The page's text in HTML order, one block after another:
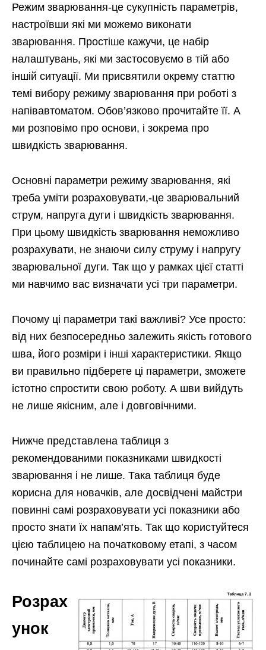
Режим зварювання-це сукупність параметрів,
настроївши які ми можемо виконати
зварювання. Простіше кажучи, це набір
налаштувань, які ми застосовуємо в тій або
іншій ситуації. Ми присвятили окрему статтю
темі вибору режиму зварювання при роботі з
напівавтоматом. Обов’язково прочитайте її. А
ми розповімо про основи, і зокрема про
швидкість зварювання.
Основні параметри режиму зварювання, які
треба уміти розраховувати,-це зварювальний
струм, напруга дуги і швидкість зварювання.
При цьому швидкість зварювання неможливо
розрахувати, не знаючи силу струму і напругу
зварювальної дуги. Так що у рамках цієї статті
ми навчимо вас визначати усі три параметри.
Почому ці параметри такі важливі? Усе просто:
від них безпосередньо залежить якість готового
шва, його розміри і інші характеристики. Якщо
ви правильно підберете ці параметри, зможете
істотно спростити свою роботу. А шви вийдуть
не лише якісним, але і довговічними.
Нижче представлена таблиця з
рекомендованими показниками швидкості
зварювання і не лише. Така таблиця буде
корисна для новачків, але досвідчені майстри
повинні самі розраховувати усі показники або
просто знати їх напам’ять. Так що користуйтеся
цією таблицею на початковому етапі, з часом
починайте самі розраховувати усі показники.
Розрах
унок